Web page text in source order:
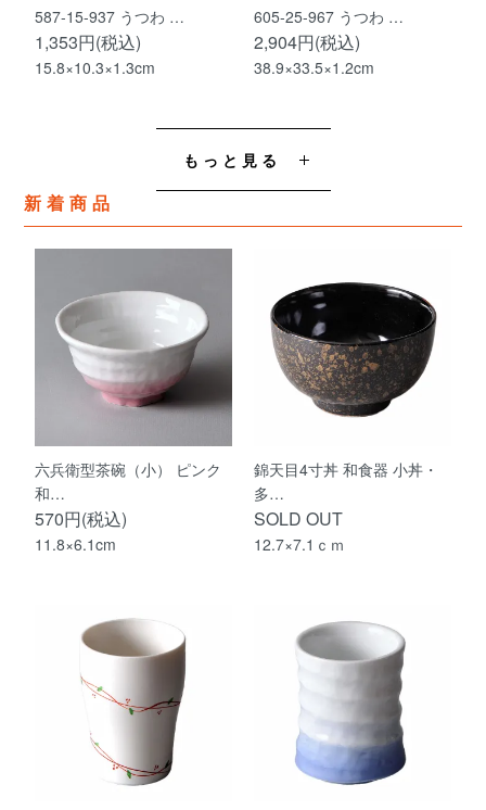
587-15-937 うつわ …
1,353円(税込)
15.8×10.3×1.3cm
605-25-967 うつわ …
2,904円(税込)
38.9×33.5×1.2cm
もっと見る
新着商品
六兵衛型茶碗（小） ピンク
和…
570円(税込)
11.8×6.1cm
錦天目4寸丼 和食器 小丼・
多…
SOLD OUT
12.7×7.1ｃｍ